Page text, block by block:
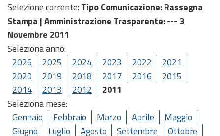
Selezione corrente: Tipo Comunicazione: Rassegna
Stampa |Amministrazione Trasparente: --- 3
Novembre 2011
Seleziona anno:
2026
2025 2024 2023 2022
2021
2020
2019 2018 2017 2016
2015
2014
2013 2012
2011
Seleziona mese:
Gennaio
Febbraio Marzo Aprile
Maggio
Giugno
Luglio Agosto Settembre
Ottobre